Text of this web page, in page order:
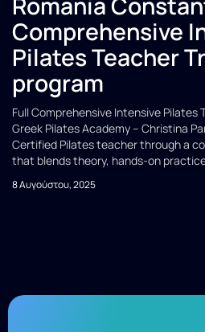
Comprehensive
Pilates Teacher
program
Full Comprehensive Intensive Pilates
Greek Pilates Academy – Christina
Certified Pilates teacher through a
that blends theory, hands-on
8 Αυγούστου, 2025